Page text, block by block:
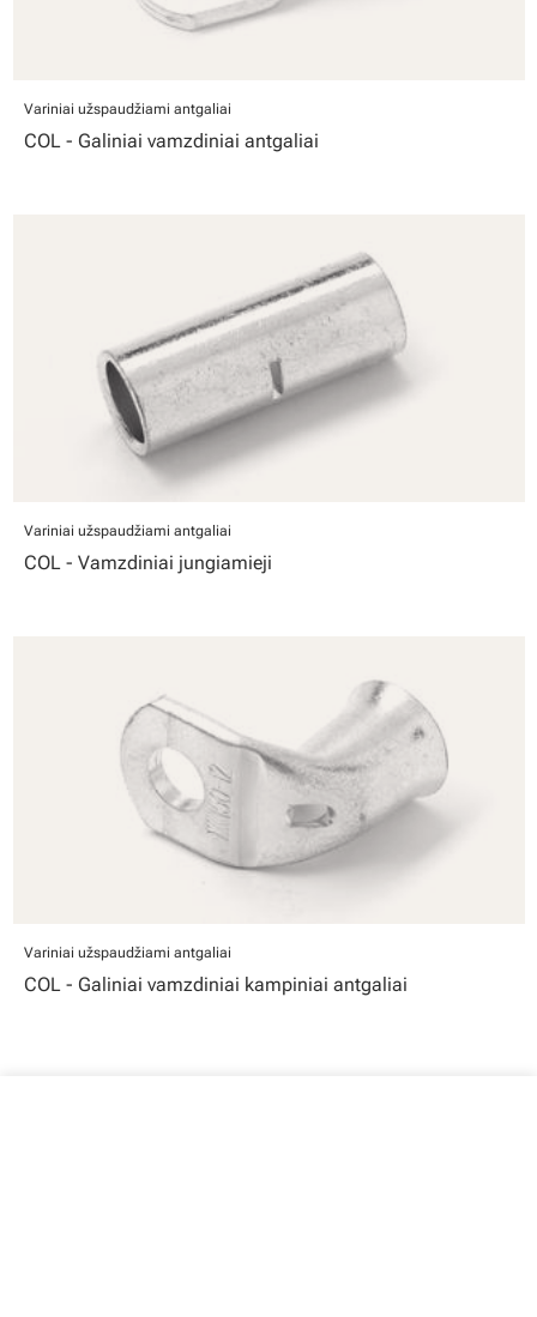
Variniai užspaudžiami antgaliai
COL - Galiniai vamzdiniai antgaliai
Variniai užspaudžiami antgaliai
COL - Vamzdiniai jungiamieji
Variniai užspaudžiami antgaliai
COL - Galiniai vamzdiniai kampiniai antgaliai